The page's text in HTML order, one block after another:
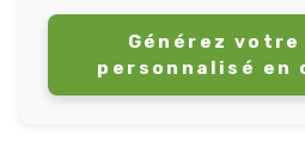
Générez
personnalisé en